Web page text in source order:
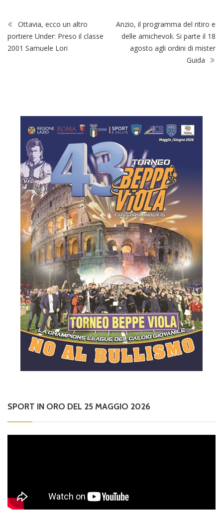
Ottavia, ecco un altro
portiere Under: Preso il classe
2001 Samuele Lori
Anzio, il programma del ritiro e
delle amichevoli. Si parte il 18
agosto agli ordini di mister
Guida
SPORT IN ORO DEL 25 MAGGIO 2026